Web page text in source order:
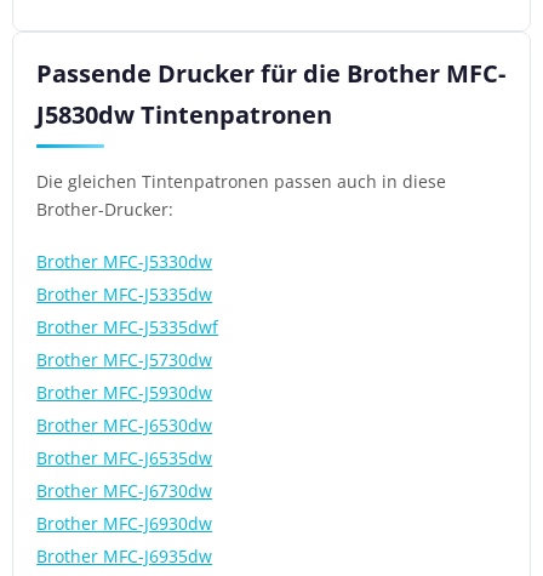
Passende Drucker für die Brother MFC-
J5830dw Tintenpatronen
Die gleichen Tintenpatronen passen auch in diese
Brother-Drucker:
Brother MFC-J5330dw
Brother MFC-J5335dw
Brother MFC-J5335dwf
Brother MFC-J5730dw
Brother MFC-J5930dw
Brother MFC-J6530dw
Brother MFC-J6535dw
Brother MFC-J6730dw
Brother MFC-J6930dw
Brother MFC-J6935dw